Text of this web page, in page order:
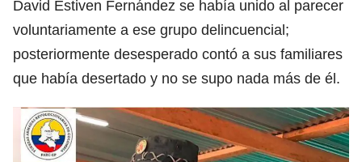
David Estiven Fernández se había unido al parecer
voluntariamente a ese grupo delincuencial;
posteriormente desesperado contó a sus familiares
que había desertado y no se supo nada más de él.